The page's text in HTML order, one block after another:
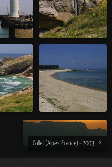
Collet (Alpes, France) - 2003